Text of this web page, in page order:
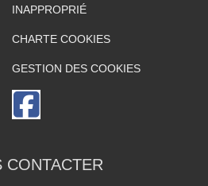
INAPPROPRIÉ
CHARTE COOKIES
GESTION DES COOKIES
CONTACTER